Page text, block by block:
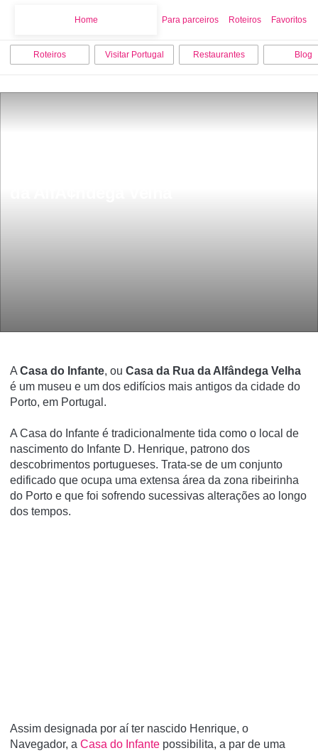
Home Para parceiros Roteiros Favoritos
Roteiros Visitar Portugal Restaurantes Blog
A Casa do Infante, ou Casa da Rua da Alfândega Velha
é um museu e um dos edifí­cios mais antigos da cidade do
Porto, em Portugal.
A Casa do Infante é tradicionalmente tida como o local de
nascimento do Infante D. Henrique, patrono dos
descobrimentos portugueses. Trata-se de um conjunto
edificado que ocupa uma extensa área da zona ribeirinha
do Porto e que foi sofrendo sucessivas alterações ao longo
dos tempos.
Assim designada por aí ter nascido Henrique, o
Navegador, a Casa do Infante possibilita, a par de uma